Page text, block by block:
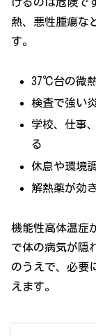
けるのは危険で
熱、悪性腫瘍な
す。
37℃台の微
検査で強い
学校、仕事
る
休息や環境
解熱薬が効
機能性高体温症
で体の病気が隠
のうえで、必要
えます。